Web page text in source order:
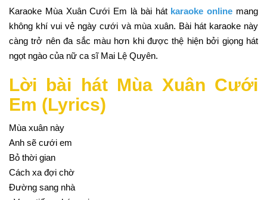
Karaoke Mùa Xuân Cưới Em là bài hát karaoke online mang
không khí vui vẻ ngày cưới và mùa xuân. Bài hát karaoke này
càng trở nên đa sắc màu hơn khi được thệ hiện bởi giọng hát
ngọt ngào của nữ ca sĩ Mai Lệ Quyên.
Lời bài hát Mùa Xuân Cưới
Em (Lyrics)
Mùa xuân này
Anh sẽ cưới em
Bỏ thời gian
Cách xa đợi chờ
Ðường sang nhà